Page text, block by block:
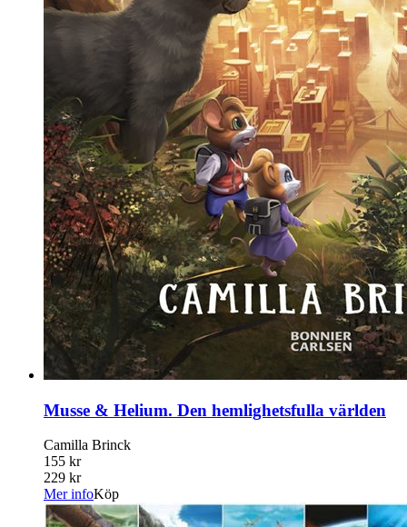
Musse & Helium. Den hemlighetsfulla världen
Camilla Brinck
155 kr
229 kr
Mer infoKöp